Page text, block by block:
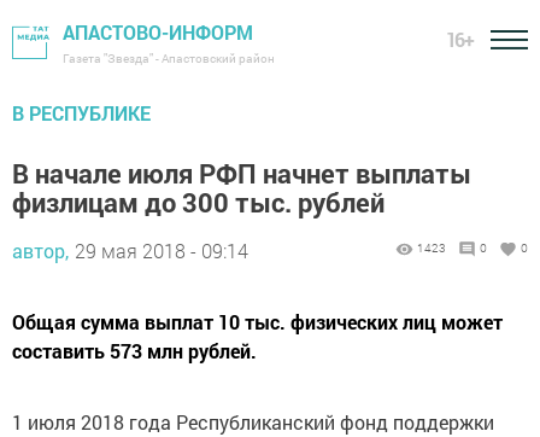
АПАСТОВО-ИНФОРМ
Газета "Звезда" - Апастовский район
16+
В РЕСПУБЛИКЕ
В начале июля РФП начнет выплаты
физлицам до 300 тыс. рублей
автор, 29 мая 2018 - 09:14 1423 0 0
Общая сумма выплат 10 тыс. физических лиц может
составить 573 млн рублей.
1 июля 2018 года Республиканский фонд поддержки